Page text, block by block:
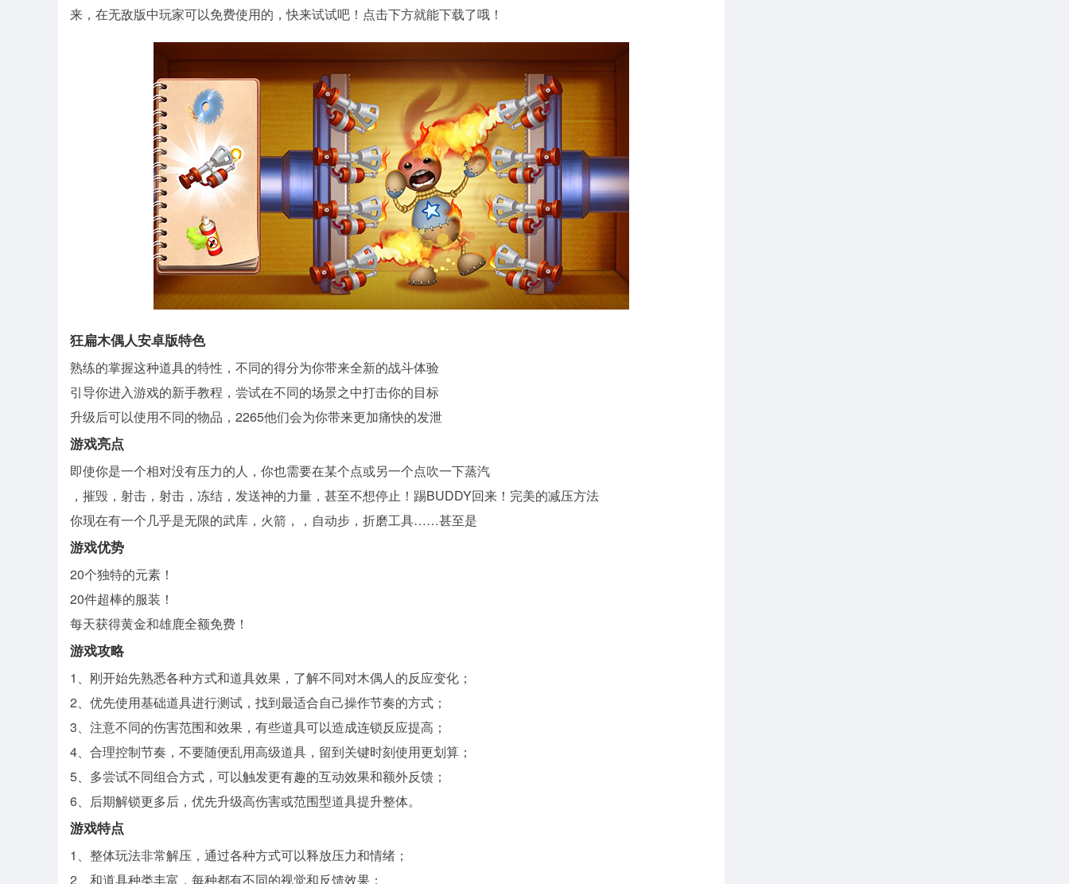
来，在无敌版中玩家可以免费使用的，快来试试吧！点击下方就能下载了哦！
狂扁木偶人安卓版特色
熟练的掌握这种道具的特性，不同的得分为你带来全新的战斗体验
引导你进入游戏的新手教程，尝试在不同的场景之中打击你的目标
升级后可以使用不同的物品，2265他们会为你带来更加痛快的发泄
游戏亮点
即使你是一个相对没有压力的人，你也需要在某个点或另一个点吹一下蒸汽
，摧毁，射击，射击，冻结，发送神的力量，甚至不想停止！踢BUDDY回来！完美的减压方法
你现在有一个几乎是无限的武库，火箭，，自动步，折磨工具……甚至是
游戏优势
20个独特的元素！
20件超棒的服装！
每天获得黄金和雄鹿全额免费！
游戏攻略
1、刚开始先熟悉各种方式和道具效果，了解不同对木偶人的反应变化；
2、优先使用基础道具进行测试，找到最适合自己操作节奏的方式；
3、注意不同的伤害范围和效果，有些道具可以造成连锁反应提高；
4、合理控制节奏，不要随便乱用高级道具，留到关键时刻使用更划算；
5、多尝试不同组合方式，可以触发更有趣的互动效果和额外反馈；
6、后期解锁更多后，优先升级高伤害或范围型道具提升整体。
游戏特点
1、整体玩法非常解压，通过各种方式可以释放压力和情绪；
2、和道具种类丰富，每种都有不同的视觉和反馈效果；